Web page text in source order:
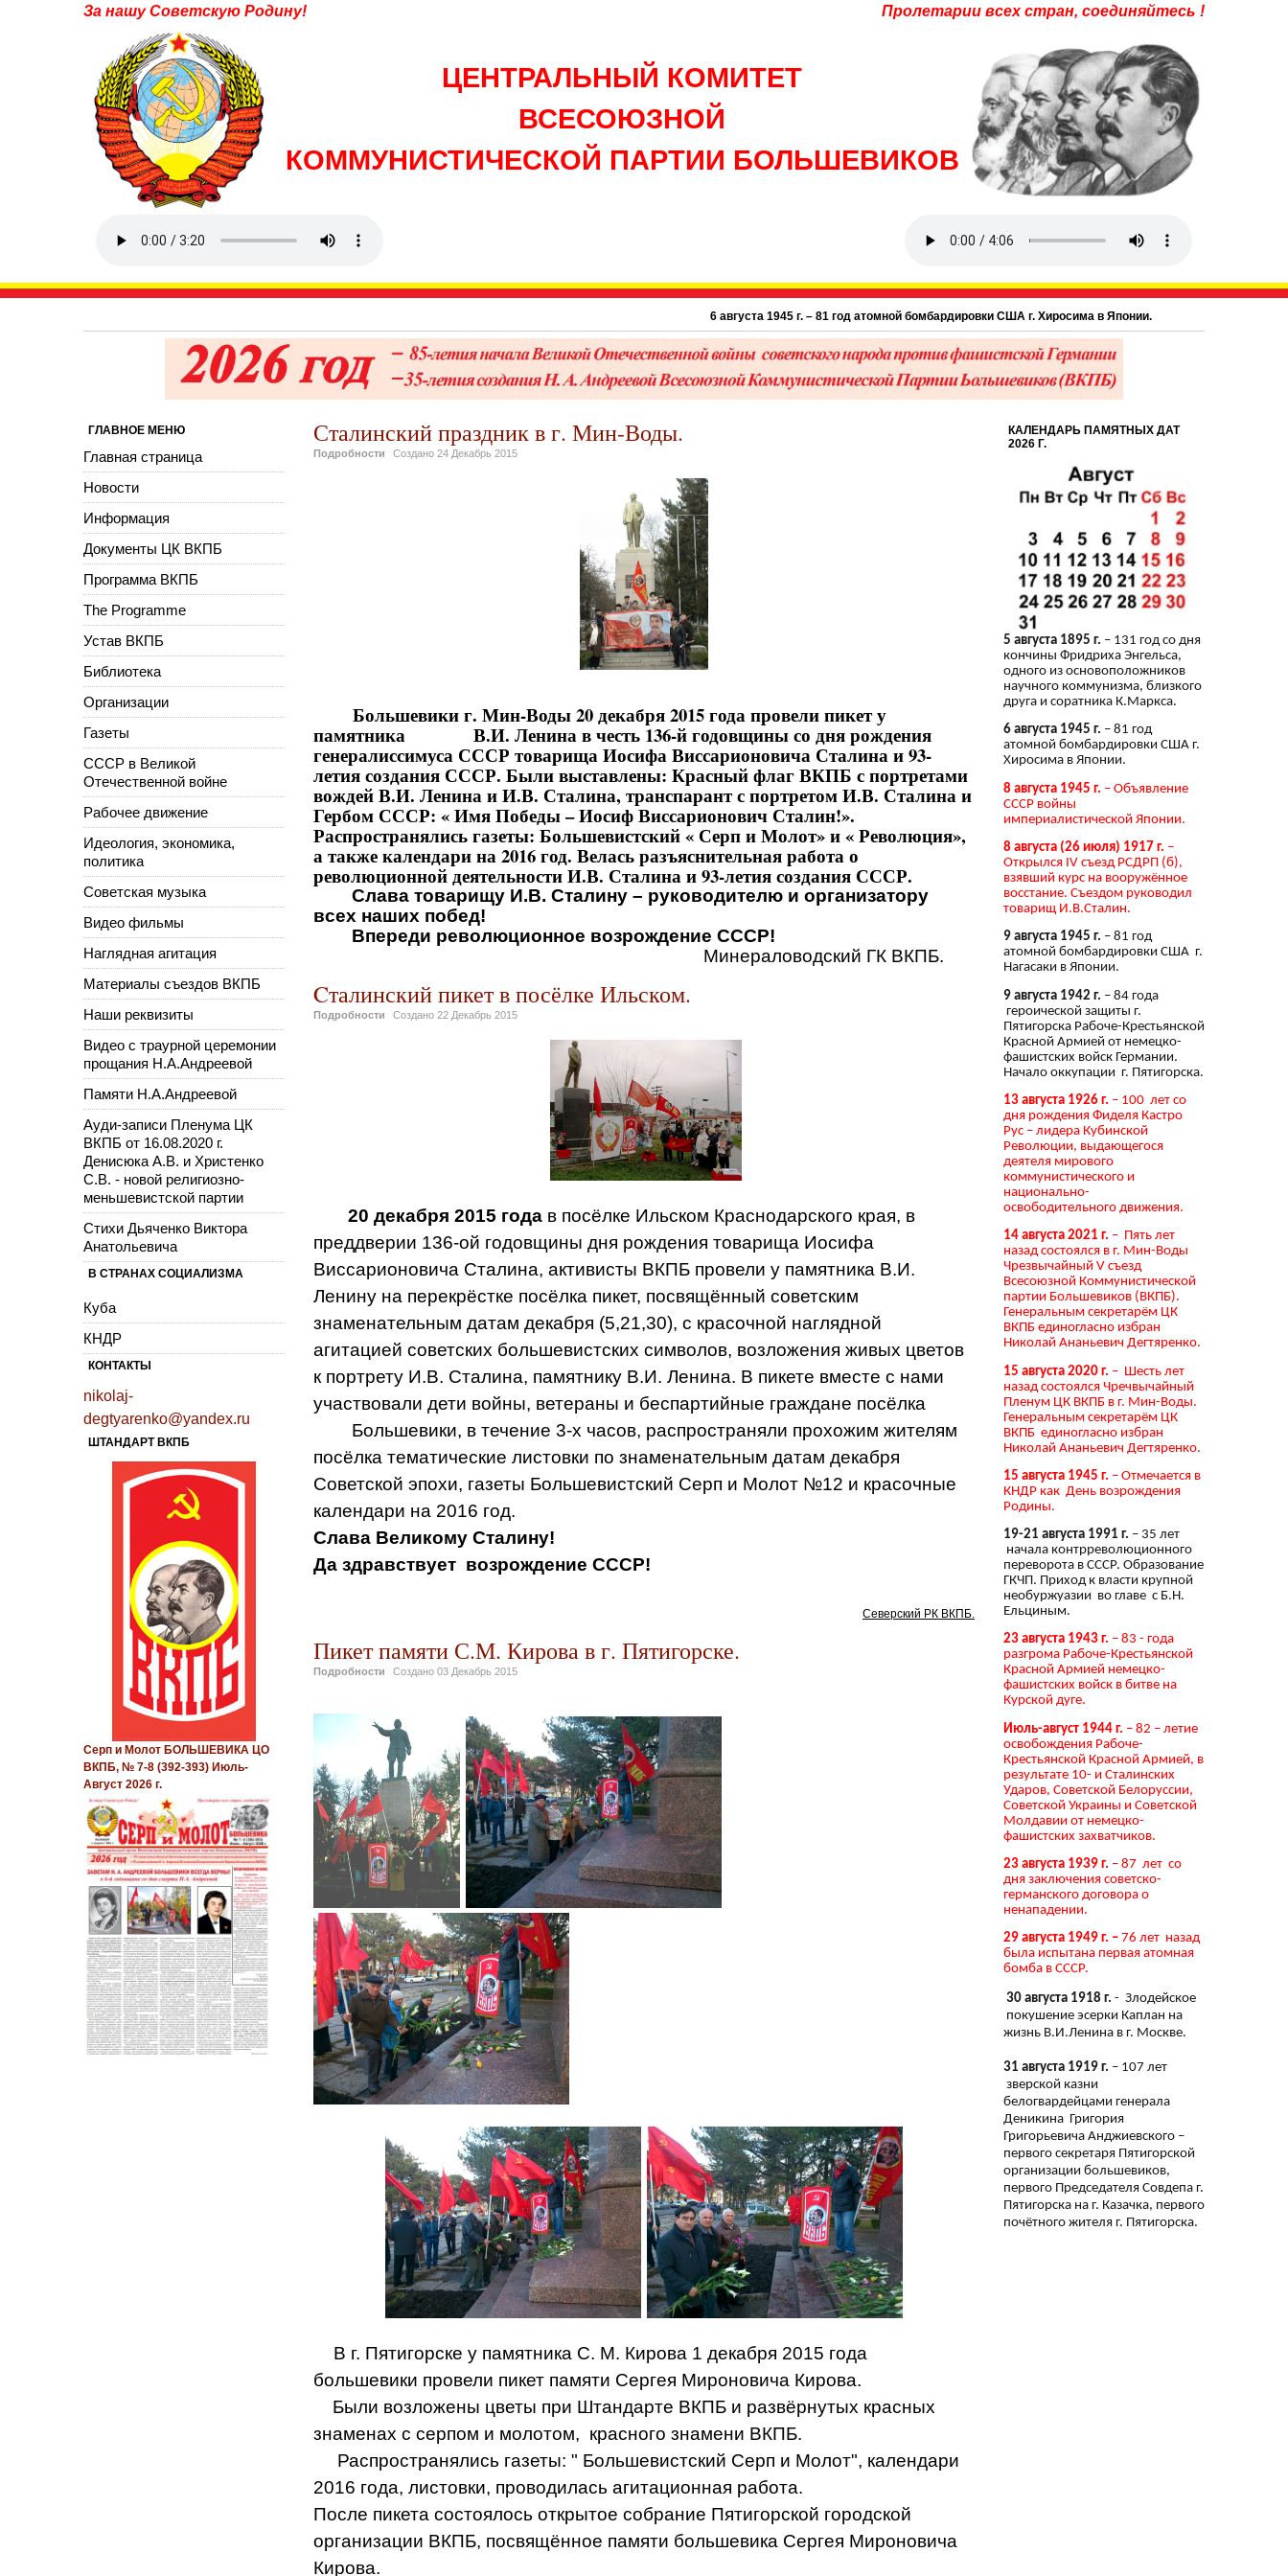
За нашу Советскую Родину! Пролетарии всех стран, соединяйтесь !
ЦЕНТРАЛЬНЫЙ КОМИТЕТ
ВСЕСОЮЗНОЙ
КОММУНИСТИЧЕСКОЙ ПАРТИИ БОЛЬШЕВИКОВ
6 августа 1945 г. – 81 год атомной бомбардировки США г. Хиросима в Японии.
Сталинский праздник в г. Мин-Воды.
Подробности Создано 24 Декабрь 2015
Большевики г. Мин-Воды 20 декабря 2015 года провели пикет у
памятника В.И. Ленина в честь 136-й годовщины со дня рождения
генералиссимуса СССР товарища Иосифа Виссарионовича Сталина и 93-
летия создания СССР. Были выставлены: Красный флаг ВКПБ с портретами
вождей В.И. Ленина и И.В. Сталина, транспарант с портретом И.В. Сталина и
Гербом СССР: « Имя Победы – Иосиф Виссарионович Сталин!».
Распространялись газеты: Большевистский « Серп и Молот» и « Революция»,
а также календари на 2016 год. Велась разъяснительная работа о
революционной деятельности И.В. Сталина и 93-летия создания СССР.
Слава товарищу И.В. Сталину – руководителю и организатору
всех наших побед!
Впереди революционное возрождение СССР!
Минераловодский ГК ВКПБ.
Cталинский пикет в посёлке Ильском.
Подробности Создано 22 Декабрь 2015
20 декабря 2015 года в посёлке Ильском Краснодарского края, в
преддверии 136-ой годовщины дня рождения товарища Иосифа
Виссарионовича Сталина, активисты ВКПБ провели у памятника В.И.
Ленину на перекрёстке посёлка пикет, посвящённый советским
знаменательным датам декабря (5,21,30), с красочной наглядной
агитацией советских большевистских символов, возложения живых цветов
к портрету И.В. Сталина, памятнику В.И. Ленина. В пикете вместе с нами
участвовали дети войны, ветераны и беспартийные граждане посёлка
Большевики, в течение 3-х часов, распространяли прохожим жителям
посёлка тематические листовки по знаменательным датам декабря
Советской эпохи, газеты Большевистский Серп и Молот №12 и красочные
календари на 2016 год.
Слава Великому Сталину!
Да здравствует возрождение СССР!
Северский РК ВКПБ.
Пикет памяти С.М. Кирова в г. Пятигорске.
Подробности Создано 03 Декабрь 2015
В г. Пятигорске у памятника С. М. Кирова 1 декабря 2015 года
большевики провели пикет памяти Сергея Мироновича Кирова.
Были возложены цветы при Штандарте ВКПБ и развёрнутых красных
знаменах с серпом и молотом, красного знамени ВКПБ.
Распространялись газеты: " Большевистский Серп и Молот", календари
2016 года, листовки, проводилась агитационная работа.
После пикета состоялось открытое собрание Пятигорской городской
организации ВКПБ, посвящённое памяти большевика Сергея Мироновича
Кирова.
ГЛАВНОЕ МЕНЮ
Главная страница
Новости
Информация
Документы ЦК ВКПБ
Программа ВКПБ
The Programme
Устав ВКПБ
Библиотека
Организации
Газеты
СССР в Великой
Отечественной войне
Рабочее движение
Идеология, экономика,
политика
Советская музыка
Видео фильмы
Наглядная агитация
Материалы съездов ВКПБ
Наши реквизиты
Видео с траурной церемонии
прощания Н.А.Андреевой
Памяти Н.А.Андреевой
Ауди-записи Пленума ЦК
ВКПБ от 16.08.2020 г.
Денисюка А.В. и Христенко
С.В. - новой религиозно-
меньшевистской партии
Стихи Дьяченко Виктора
Анатольевича
В СТРАНАХ СОЦИАЛИЗМА
Куба
КНДР
КОНТАКТЫ
nikolaj-
degtyarenko@yandex.ru
ШТАНДАРТ ВКПБ
Серп и Молот БОЛЬШЕВИКА ЦО
ВКПБ, № 7-8 (392-393) Июль-
Август 2026 г.
КАЛЕНДАРЬ ПАМЯТНЫХ ДАТ
2026 Г.
5 августа 1895 г. – 131 год со дня
кончины Фридриха Энгельса,
одного из основоположников
научного коммунизма, близкого
друга и соратника К.Маркса.
6 августа 1945 г. – 81 год
атомной бомбардировки США г.
Хиросима в Японии.
8 августа 1945 г. – Объявление
СССР войны
империалистической Японии.
8 августа (26 июля) 1917 г. –
Открылся IV съезд РСДРП (б),
взявший курс на вооружённое
восстание. Съездом руководил
товарищ И.В.Сталин.
9 августа 1945 г. – 81 год
атомной бомбардировки США г.
Нагасаки в Японии.
9 августа 1942 г. – 84 года
героической защиты г.
Пятигорска Рабоче-Крестьянской
Красной Армией от немецко-
фашистских войск Германии.
Начало оккупации г. Пятигорска.
13 августа 1926 г. – 100 лет со
дня рождения Фиделя Кастро
Рус – лидера Кубинской
Революции, выдающегося
деятеля мирового
коммунистического и
национально-
освободительного движения.
14 августа 2021 г. – Пять лет
назад состоялся в г. Мин-Воды
Чрезвычайный V съезд
Всесоюзной Коммунистической
партии Большевиков (ВКПБ).
Генеральным секретарём ЦК
ВКПБ единогласно избран
Николай Ананьевич Дегтяренко.
15 августа 2020 г. – Шесть лет
назад состоялся Чречвычайный
Пленум ЦК ВКПБ в г. Мин-Воды.
Генеральным секретарём ЦК
ВКПБ единогласно избран
Николай Ананьевич Дегтяренко.
15 августа 1945 г. – Отмечается в
КНДР как День возрождения
Родины.
19-21 августа 1991 г. – 35 лет
начала контрреволюционного
переворота в СССР. Образование
ГКЧП. Приход к власти крупной
необуржуазии во главе с Б.Н.
Ельциным.
23 августа 1943 г. – 83 - года
разгрома Рабоче-Крестьянской
Красной Армией немецко-
фашистских войск в битве на
Курской дуге.
Июль-август 1944 г. – 82 – летие
освобождения Рабоче-
Крестьянской Красной Армией, в
результате 10- и Сталинских
Ударов, Советской Белоруссии,
Советской Украины и Советской
Молдавии от немецко-
фашистских захватчиков.
23 августа 1939 г. – 87 лет со
дня заключения советско-
германского договора о
ненападении.
29 августа 1949 г. – 76 лет назад
была испытана первая атомная
бомба в СССР.
30 августа 1918 г. - Злодейское
покушение эсерки Каплан на
жизнь В.И.Ленина в г. Москве.
31 августа 1919 г. – 107 лет
зверской казни
белогвардейцами генерала
Деникина Григория
Григорьевича Анджиевского –
первого секретаря Пятигорской
организации большевиков,
первого Председателя Совдепа г.
Пятигорска на г. Казачка, первого
почётного жителя г. Пятигорска.